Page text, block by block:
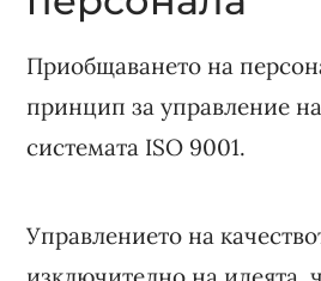
Приобщаването на
принцип за управление
системата ISO 9001.
Управлението на